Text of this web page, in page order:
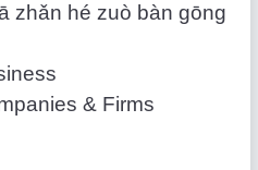
zhǎn hé zuò bàn gōng
& Firms